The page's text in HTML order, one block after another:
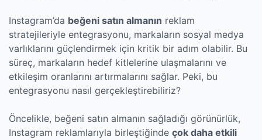
Instagram’da beğeni satın almanın reklam
stratejileriyle entegrasyonu, markaların sosyal medya
varlıklarını güçlendirmek için kritik bir adım olabilir. Bu
süreç, markaların hedef kitlelerine ulaşmalarını ve
etkileşim oranlarını artırmalarını sağlar. Peki, bu
entegrasyonu nasıl gerçekleştirebiliriz?
Öncelikle, beğeni satın almanın sağladığı görünürlük,
Instagram reklamlarıyla birleştiğinde çok daha etkili